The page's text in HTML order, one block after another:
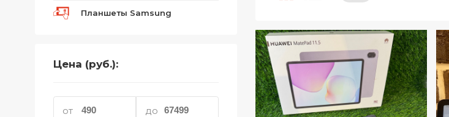
Планшеты Samsung
Цена (руб.):
от до